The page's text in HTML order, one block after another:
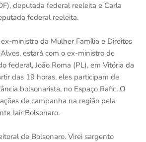
deputada federal reeleita e Carla
federal reeleita.
ministra da Mulher Família e Direitos
estará com o ex-ministro de
federal, João Roma (PL), em Vitória da
das 19 horas, eles participam de
bolsonarista, no Espaço Rafic. O
de campanha na região pela
Jair Bolsonaro.
de Bolsonaro. Virei sargento